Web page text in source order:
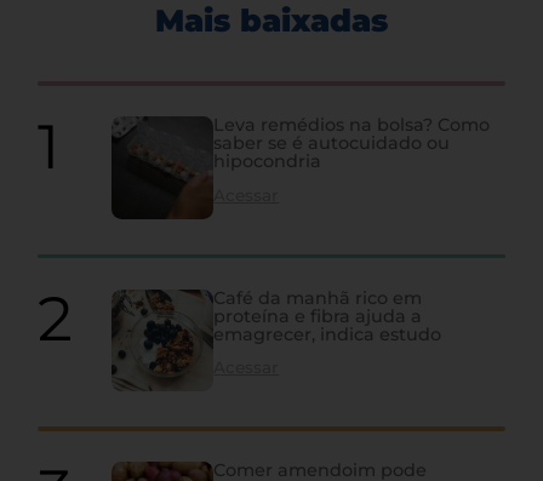
Mais baixadas
Leva remédios na bolsa? Como
saber se é autocuidado ou
hipocondria
Café da manhã rico em
proteína e fibra ajuda a
emagrecer, indica estudo
Comer amendoim pode